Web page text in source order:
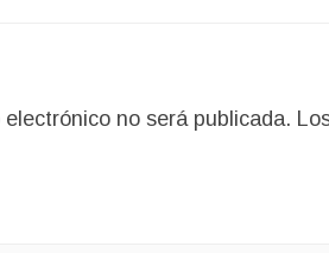
no será publicada.